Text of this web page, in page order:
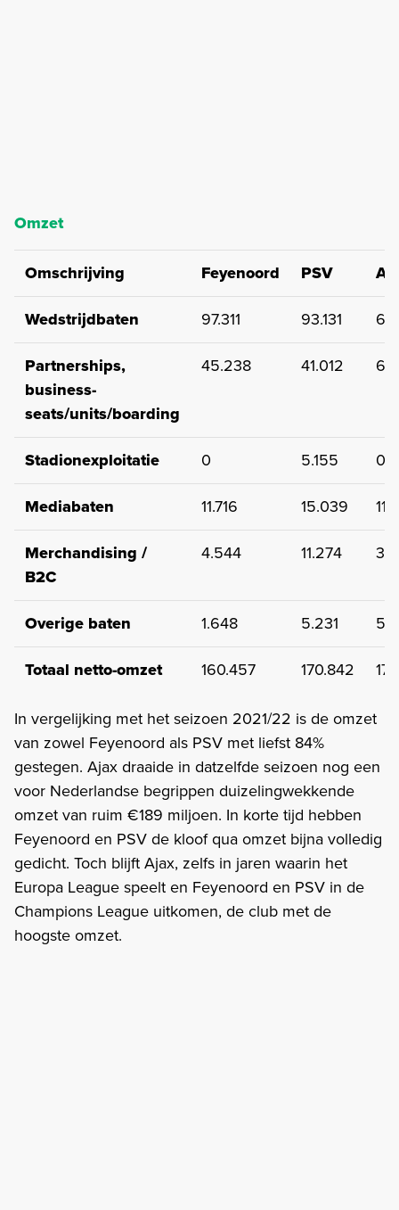
Omzet
Omschrijving Feyenoord PSV
Wedstrijdbaten
97.311 93.131
Partnerships,
business-
seats/units/boarding
45.238 41.012
Stadionexploitatie 0 5.155
0
Mediabaten
11.716 15.039
Merchandising /
B2C
4.544 11.274
Overige baten 1.648 5.231
Totaal netto-omzet
160.457 170.842
In vergelijking met het seizoen 2021/22 is de omzet
van zowel Feyenoord als PSV met liefst 84%
gestegen. Ajax draaide in datzelfde seizoen nog een
voor Nederlandse begrippen duizelingwekkende
omzet van ruim €189 miljoen. In korte tijd hebben
Feyenoord en PSV de kloof qua omzet bijna volledig
gedicht. Toch blijft Ajax, zelfs in jaren waarin het
Europa League speelt en Feyenoord en PSV in de
Champions League uitkomen, de club met de
hoogste omzet.